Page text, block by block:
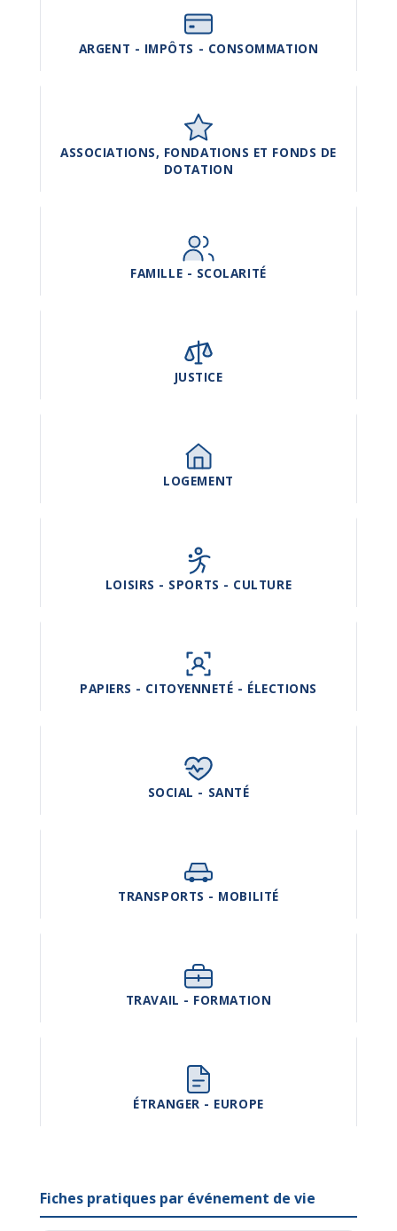
ARGENT - IMPÔTS - CONSOMMATION
ASSOCIATIONS, FONDATIONS ET FONDS DE
DOTATION
FAMILLE - SCOLARITÉ
JUSTICE
LOGEMENT
LOISIRS - SPORTS - CULTURE
PAPIERS - CITOYENNETÉ - ÉLECTIONS
SOCIAL - SANTÉ
TRANSPORTS - MOBILITÉ
TRAVAIL - FORMATION
ÉTRANGER - EUROPE
Fiches pratiques par événement de vie